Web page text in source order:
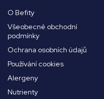
O Befity
Všeobecné obchodní
podmínky
Ochrana osobních údajů
Používání cookies
Alergeny
Nutrienty